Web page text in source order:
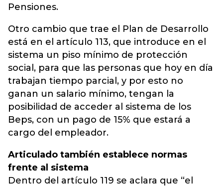
Pensiones.
Otro cambio que trae el Plan de Desarrollo
está en el artículo 113, que introduce en el
sistema un piso mínimo de protección
social, para que las personas que hoy en día
trabajan tiempo parcial, y por esto no
ganan un salario mínimo, tengan la
posibilidad de acceder al sistema de los
Beps, con un pago de 15% que estará a
cargo del empleador.
Articulado también establece normas
frente al sistema
Dentro del artículo 119 se aclara que “el